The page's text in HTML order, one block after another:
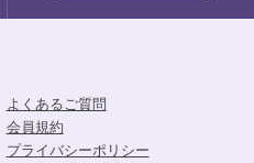
よくあるご質問
会員規約
プライバシーポリシー